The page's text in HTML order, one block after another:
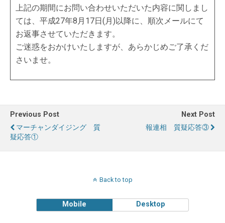
上記の期間にお問い合わせいただいた内容に関しまし
ては、平成27年8月17日(月)以降に、順次メールにて
お返事させていただきます。
ご迷惑をおかけいたしますが、あらかじめご了承くだ
さいませ。
Previous Post
マーチャンダイジング 質
疑応答①
Next Post
報連相 質疑応答③
Back to top
Mobile Desktop